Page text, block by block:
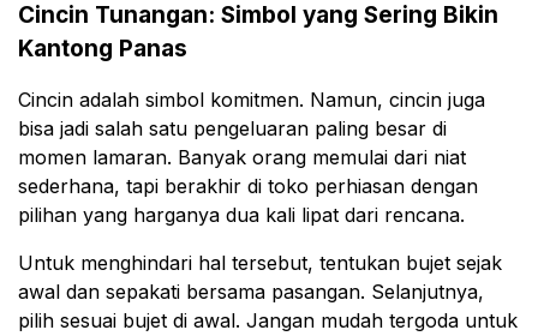
Cincin Tunangan: Simbol yang Sering Bikin
Kantong Panas
Cincin adalah simbol komitmen. Namun, cincin juga
bisa jadi salah satu pengeluaran paling besar di
momen lamaran. Banyak orang memulai dari niat
sederhana, tapi berakhir di toko perhiasan dengan
pilihan yang harganya dua kali lipat dari rencana.
Untuk menghindari hal tersebut, tentukan bujet sejak
awal dan sepakati bersama pasangan. Selanjutnya,
pilih sesuai bujet di awal. Jangan mudah tergoda untuk